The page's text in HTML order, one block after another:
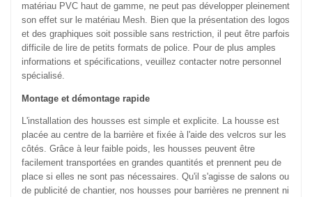
matériau PVC haut de gamme, ne peut pas développer pleinement
son effet sur le matériau Mesh. Bien que la présentation des logos
et des graphiques soit possible sans restriction, il peut être parfois
difficile de lire de petits formats de police. Pour de plus amples
informations et spécifications, veuillez contacter notre personnel
spécialisé.
Montage et démontage rapide
L'installation des housses est simple et explicite. La housse est
placée au centre de la barrière et fixée à l'aide des velcros sur les
côtés. Grâce à leur faible poids, les housses peuvent être
facilement transportées en grandes quantités et prennent peu de
place si elles ne sont pas nécessaires. Qu'il s'agisse de salons ou
de publicité de chantier, nos housses pour barrières ne prennent ni